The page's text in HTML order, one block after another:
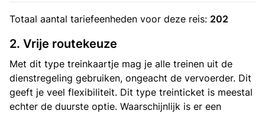
Totaal aantal tariefeenheden voor deze reis: 202
2. Vrije routekeuze
Met dit type treinkaartje mag je alle treinen uit de
dienstregeling gebruiken, ongeacht de vervoerder. Dit
geeft je veel flexibiliteit. Dit type treinticket is meestal
echter de duurste optie. Waarschijnlijk is er een